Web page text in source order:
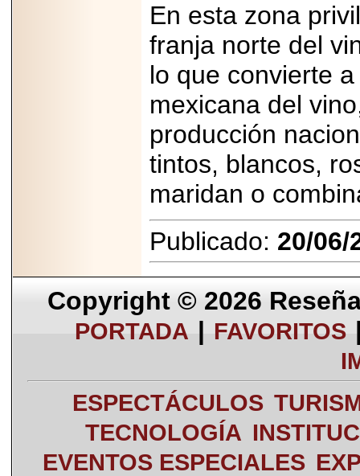
En esta zona
franja norte del
lo que convierte
mexicana del
producción
tintos, blancos,
maridan o
Publicado: 20/06/
Copyright © 2026
PORTADA | FAVORITOS
ESPECTÁCULOS
TECNOLOGÍA
EVENTOS ESPECIALES